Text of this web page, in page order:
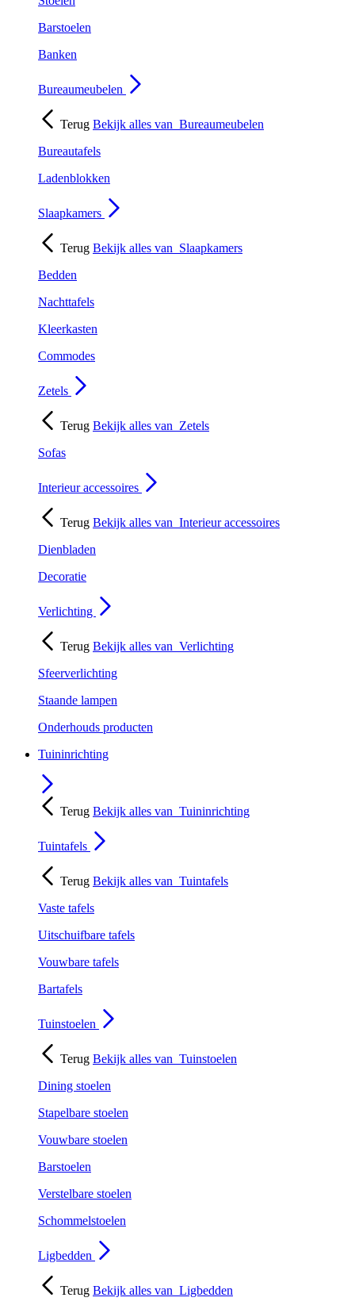
Barstoelen
Banken
Bureaumeubelen
Terug Bekijk alles van Bureaumeubelen
Bureautafels
Ladenblokken
Slaapkamers
Terug Bekijk alles van Slaapkamers
Bedden
Nachttafels
Kleerkasten
Commodes
Zetels
Terug Bekijk alles van Zetels
Sofas
Interieur accessoires
Terug Bekijk alles van Interieur accessoires
Dienbladen
Decoratie
Verlichting
Terug Bekijk alles van Verlichting
Sfeerverlichting
Staande lampen
Onderhouds producten
Tuininrichting
Terug Bekijk alles van Tuininrichting
Tuintafels
Terug Bekijk alles van Tuintafels
Vaste tafels
Uitschuifbare tafels
Vouwbare tafels
Bartafels
Tuinstoelen
Terug Bekijk alles van Tuinstoelen
Dining stoelen
Stapelbare stoelen
Vouwbare stoelen
Barstoelen
Verstelbare stoelen
Schommelstoelen
Ligbedden
Terug Bekijk alles van Ligbedden